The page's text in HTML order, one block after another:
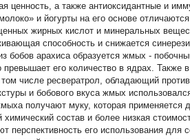
ценность, а также антиоксидантные и
и йогурты на его основе
жирных кислот и минеральных
способность и снижается
бобов арахиса образуется жмых -
превышает его количество в ядрах. Также
числе ресвератрол, обладающий
и бобового вкуса жмых
получают муку, которая применяется
состав и более низкая
перспективность его использования